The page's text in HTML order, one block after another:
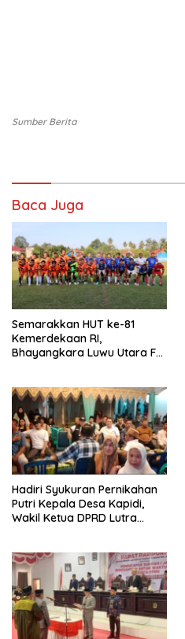
Sumber Berita
Baca Juga
Semarakkan HUT ke-81
Kemerdekaan RI,
Bhayangkara Luwu Utara FC
Hadiri Syukuran Pernikahan
Putri Kepala Desa Kapidi,
Wakil Ketua DPRD Lutra